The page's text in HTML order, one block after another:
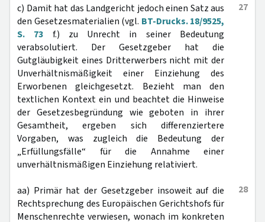
27
c) Damit hat das Landgericht jedoch einen Satz aus
den Gesetzesmaterialien (vgl. BT-Drucks. 18/9525,
S. 73 f.) zu Unrecht in seiner Bedeutung
verabsolutiert. Der Gesetzgeber hat die
Gutgläubigkeit eines Dritterwerbers nicht mit der
Unverhältnismäßigkeit einer Einziehung des
Erworbenen gleichgesetzt. Bezieht man den
textlichen Kontext ein und beachtet die Hinweise
der Gesetzesbegründung wie geboten in ihrer
Gesamtheit, ergeben sich differenziertere
Vorgaben, was zugleich die Bedeutung der
„Erfüllungsfälle“ für die Annahme einer
unverhältnismäßigen Einziehung relativiert.
28
aa) Primär hat der Gesetzgeber insoweit auf die
Rechtsprechung des Europäischen Gerichtshofs für
Menschenrechte verwiesen, wonach im konkreten